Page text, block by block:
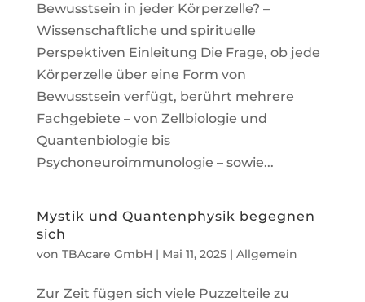
Bewusstsein in jeder Körperzelle? –
Wissenschaftliche und spirituelle
Perspektiven Einleitung Die Frage, ob jede
Körperzelle über eine Form von
Bewusstsein verfügt, berührt mehrere
Fachgebiete – von Zellbiologie und
Quantenbiologie bis
Psychoneuroimmunologie – sowie...
Mystik und Quantenphysik begegnen
sich
von TBAcare GmbH | Mai 11, 2025| Allgemein
Zur Zeit fügen sich viele Puzzelteile zu